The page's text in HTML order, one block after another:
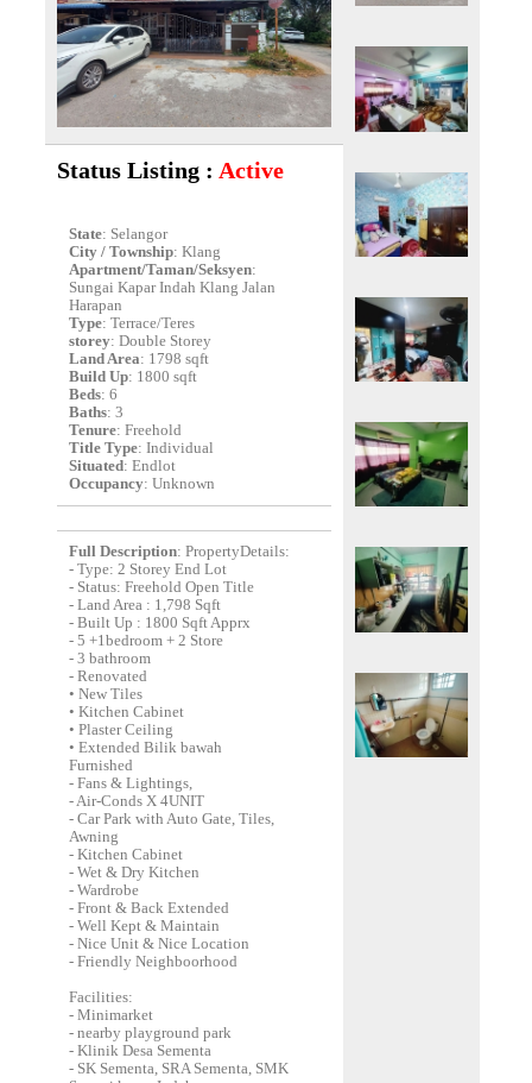
Status Listing : Active
State: Selangor
City / Township: Klang
Apartment/Taman/Seksyen:
Sungai Kapar Indah Klang Jalan
Harapan
Type: Terrace/Teres
storey: Double Storey
Land Area: 1798 sqft
Build Up: 1800 sqft
Beds: 6
Baths: 3
Tenure: Freehold
Title Type: Individual
Situated: Endlot
Occupancy: Unknown
Full Description: PropertyDetails:
- Type: 2 Storey End Lot
- Status: Freehold Open Title
- Land Area : 1,798 Sqft
- Built Up : 1800 Sqft Apprx
- 5 +1bedroom + 2 Store
- 3 bathroom
- Renovated
• New Tiles
• Kitchen Cabinet
• Plaster Ceiling
• Extended Bilik bawah
Furnished
- Fans & Lightings,
- Air-Conds X 4UNIT
- Car Park with Auto Gate, Tiles,
Awning
- Kitchen Cabinet
- Wet & Dry Kitchen
- Wardrobe
- Front & Back Extended
- Well Kept & Maintain
- Nice Unit & Nice Location
- Friendly Neighboorhood
Facilities:
- Minimarket
- nearby playground park
- Klinik Desa Sementa
- SK Sementa, SRA Sementa, SMK